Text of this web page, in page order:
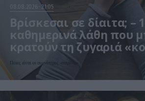
08.08.2026 21:05
Βρίσκεσαι σε δίαιτα; –
καθημερινά λάθη που
κρατούν τη ζυγαριά
Ποιες είναι οι συχνότερες «παγίδες»